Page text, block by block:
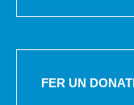
FER UN